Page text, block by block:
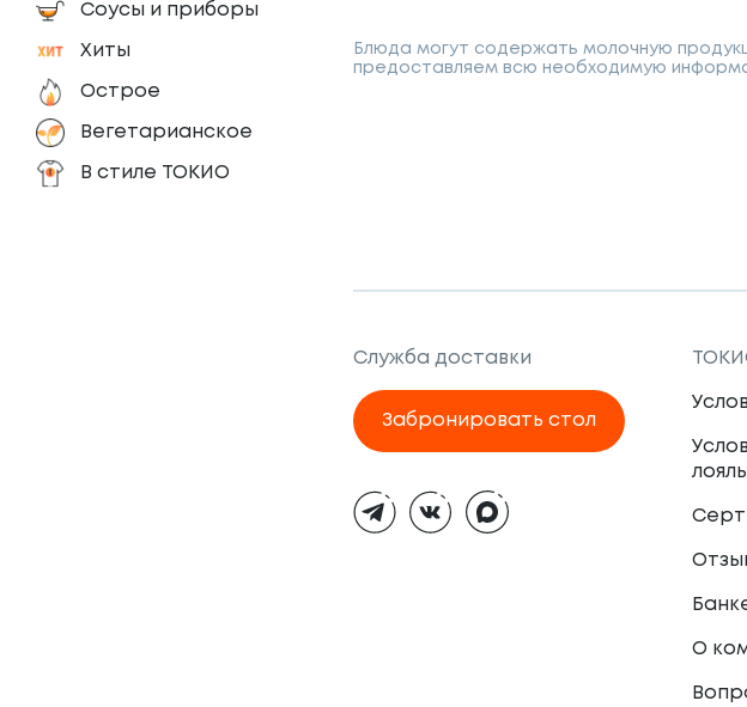
Соусы и приборы
Хиты
Острое
Вегетарианское
В стиле ТОКИО
Блюда могут содержать молочную
предоставляем всю необходимую
Служба доставки
Забронировать стол
О